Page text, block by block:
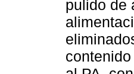
pulido de